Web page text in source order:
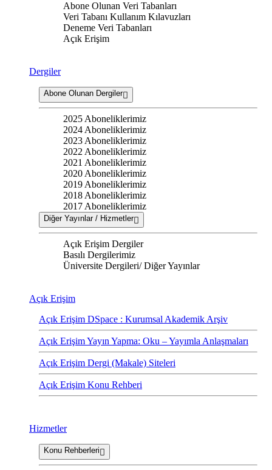
Abone Olunan Veri Tabanları
Veri Tabanı Kullanım Kılavuzları
Deneme Veri Tabanları
Açık Erişim
Dergiler
Abone Olunan Dergiler
2025 Aboneliklerimiz
2024 Aboneliklerimiz
2023 Aboneliklerimiz
2022 Aboneliklerimiz
2021 Aboneliklerimiz
2020 Aboneliklerimiz
2019 Aboneliklerimiz
2018 Aboneliklerimiz
2017 Aboneliklerimiz
Diğer Yayınlar / Hizmetler
Açık Erişim Dergiler
Basılı Dergilerimiz
Üniversite Dergileri/ Diğer Yayınlar
Açık Erişim
Açık Erişim DSpace : Kurumsal Akademik Arşiv
Açık Erişim Yayın Yapma: Oku – Yayımla Anlaşmaları
Açık Erişim Dergi (Makale) Siteleri
Açık Erişim Konu Rehberi
Hizmetler
Konu Rehberleri